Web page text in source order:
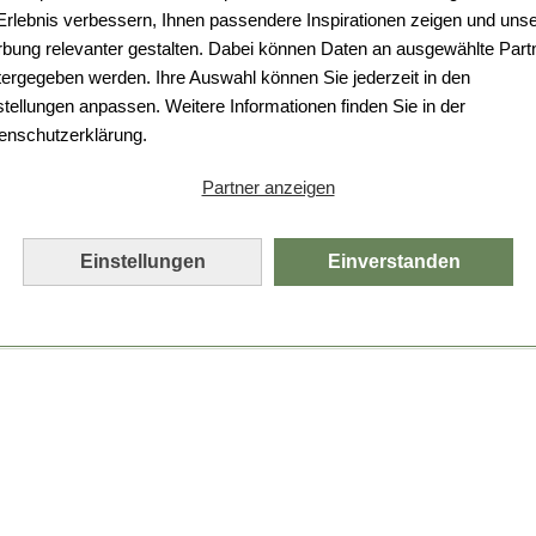
verbessern, Ihnen passendere Inspirationen zeigen und
relevanter gestalten. Dabei können Daten an ausgewählte
werden. Ihre Auswahl können Sie jederzeit in den
anpassen. Weitere Informationen finden Sie in der
Partner anzeigen
Einstellungen Einverstanden